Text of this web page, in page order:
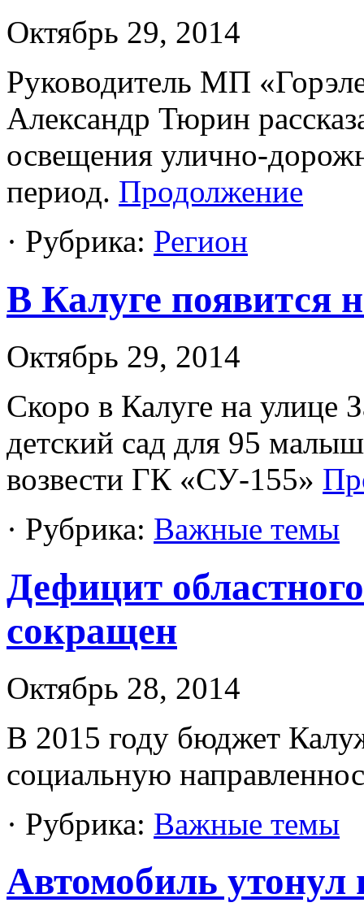
Октябрь 29, 2014
Руководитель МП
Александр Тюрин
освещения улично-
период. Продолжение
· Рубрика: Регион
В Калуге появится
Октябрь 29, 2014
Скоро в Калуге на улице
детский сад для 95
возвести ГК «СУ-155»
· Рубрика: Важные темы
Дефицит
сокращен
Октябрь 28, 2014
В 2015 году бюджет
социальную
· Рубрика: Важные темы
Автомобиль утонул